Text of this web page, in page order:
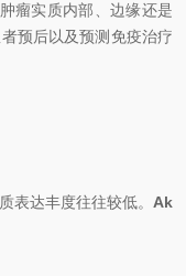
瘤实质内部、边缘还是
预后以及预测免疫治疗
表达丰度往往较低。 Ak